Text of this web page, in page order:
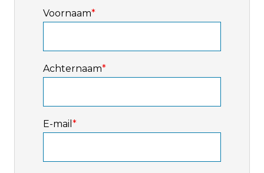
Voornaam*
Achternaam*
E-mail *